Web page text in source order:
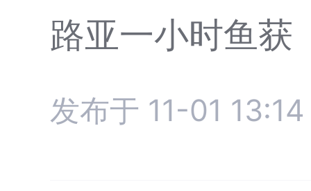
路亚一小时鱼获
发布于 11-01 13:14